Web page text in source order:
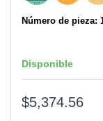
Número de pieza:
Disponible
$5,374.56